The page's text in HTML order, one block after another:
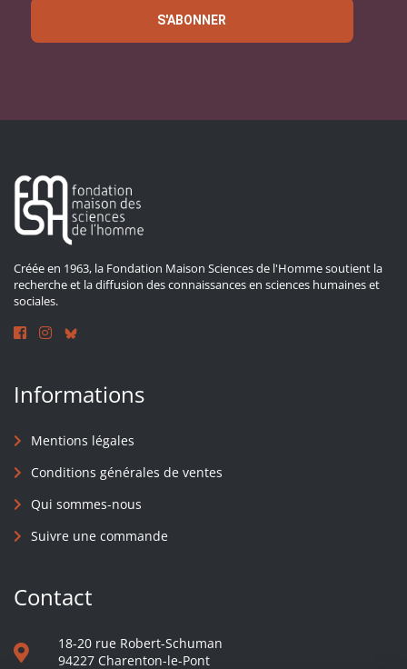
S'ABONNER
Créée en 1963, la Fondation Maison Sciences de l'Homme soutient la
recherche et la diffusion des connaissances en sciences humaines et
sociales.
Informations
Mentions légales
Conditions générales de ventes
Qui sommes-nous
Suivre une commande
Contact
18-20 rue Robert-Schuman
94227 Charenton-le-Pont